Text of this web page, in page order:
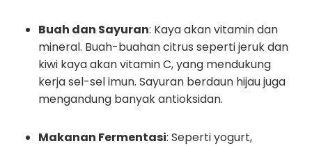
Buah dan Sayuran: Kaya akan vitamin dan
mineral. Buah-buahan citrus seperti jeruk dan
kiwi kaya akan vitamin C, yang mendukung
kerja sel-sel imun. Sayuran berdaun hijau juga
mengandung banyak antioksidan.
Makanan Fermentasi: Seperti yogurt,